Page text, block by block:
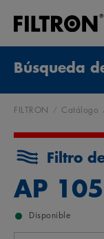
Búsqueda
FILTRON Catálogo
Filtro
AP
Disponible